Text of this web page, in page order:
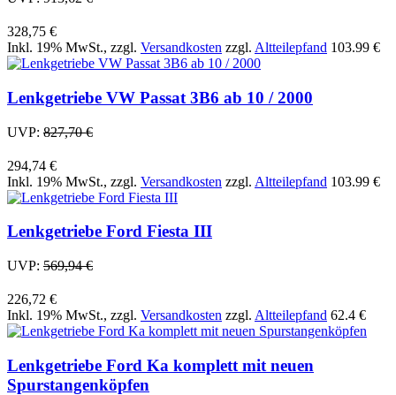
328,75 €
Inkl. 19% MwSt., zzgl. Versandkosten zzgl. Altteilepfand 103.99 €
Lenkgetriebe VW Passat 3B6 ab 10 / 2000
UVP: 827,70 €
294,74 €
Inkl. 19% MwSt., zzgl. Versandkosten zzgl. Altteilepfand 103.99 €
Lenkgetriebe Ford Fiesta III
UVP: 569,94 €
226,72 €
Inkl. 19% MwSt., zzgl. Versandkosten zzgl. Altteilepfand 62.4 €
Lenkgetriebe Ford Ka komplett mit neuen
Spurstangenköpfen